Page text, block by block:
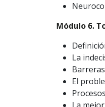
Módulo 6.
La
El